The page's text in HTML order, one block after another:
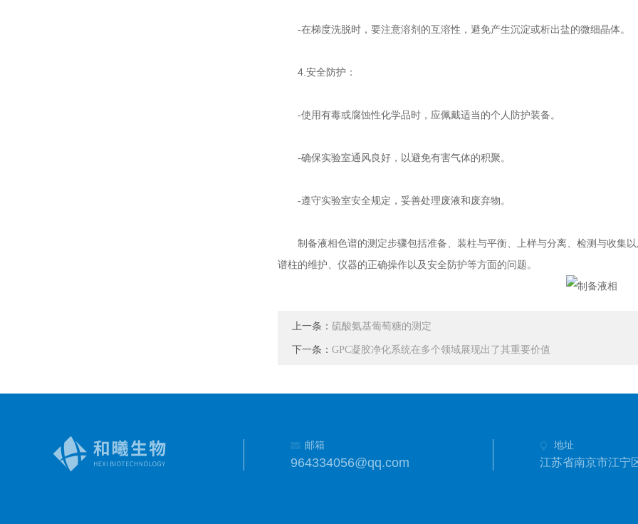
-在梯度洗脱时，要注意溶剂的互溶性，避免产生沉淀或析出盐的微细晶体。
4.安全防护：
-使用有毒或腐蚀性化学品时，应佩戴适当的个人防护装备。
-确保实验室通风良好，以避免有害气体的积聚。
-遵守实验室安全规定，妥善处理废液和废弃物。
制备液相色谱的测定步骤包括准备、装柱与平衡、上样与分离、检测与收集
谱柱的维护、仪器的正确操作以及安全防护等方面的问题。
上一条： 硫酸氨基葡萄糖的测定
下一条： GPC凝胶净化系统在多个领域展现出了其重要价值
邮箱
964334056@qq.com
地址
江苏省南京市江宁